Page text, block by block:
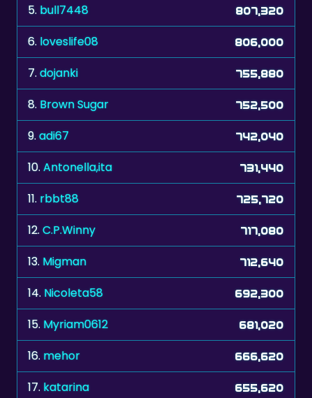
5. bull7448 807,320
6. loveslife08 806,000
7.dojanki 755,880
8. Brown Sugar 752,500
9.adi67 742,040
10.Antonella,ita 731,440
11. rbbt88 725,720
12.C.P.Winny 717,080
13. Migman 712,640
14. Nicoleta58 692,300
15. Myriam0612 681,020
16. mehor 666,620
17. katarina 655,620